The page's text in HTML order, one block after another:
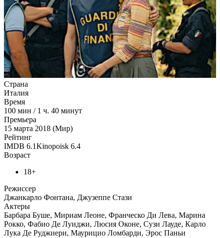
Страна
Италия
Время
100 мин / 1 ч. 40 минут
Премьера
15 марта 2018 (Мир)
Рейтинг
IMDB 6.1Kinopoisk 6.4
Возраст
18+
Режиссер
Джанкарло Фонтана, Джузеппе Стази
Актеры
Барбара Буше, Мириам Леоне, Франческо Ди Лева, Марина
Рокко, Фабио Де Луиджи, Люсия Оконе, Сузи Лауде, Карло
Лука Де Руджиери, Маурицио Ломбарди, Эрос Паньи